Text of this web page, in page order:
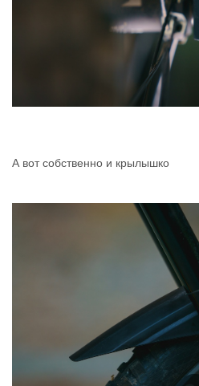
А вот собственно и крылышко